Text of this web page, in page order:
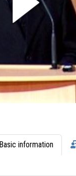
Basic information